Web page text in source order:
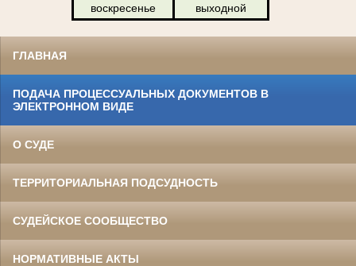
воскресенье
выходной
ГЛАВНАЯ
ПОДАЧА ПРОЦЕССУАЛЬНЫХ ДОКУМЕНТОВ В
ЭЛЕКТРОННОМ ВИДЕ
О СУДЕ
ТЕРРИТОРИАЛЬНАЯ ПОДСУДНОСТЬ
СУДЕЙСКОЕ СООБЩЕСТВО
НОРМАТИВНЫЕ АКТЫ